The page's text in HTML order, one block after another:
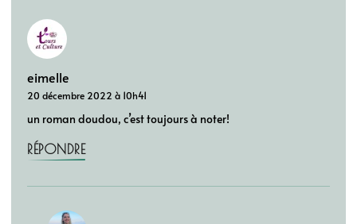
eimelle
20 décembre 2022 à 10h41
un roman doudou, c’est toujours à noter!
RÉPONDRE